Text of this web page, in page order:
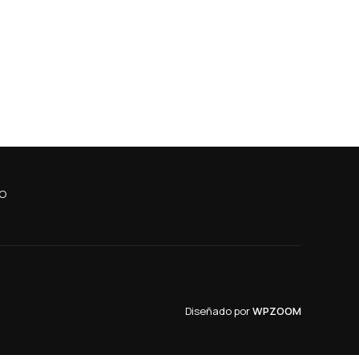
Diseñado porWPZOOM